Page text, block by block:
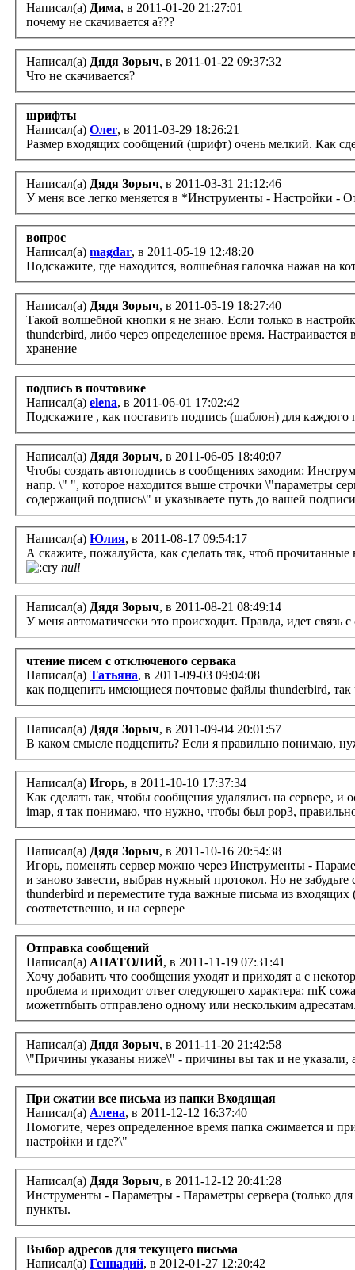
Написал(а) Дима, в 2011-01-20 21:27:01
почему не скачивается а???
Написал(а) Дядя Зорыч, в 2011-01-22 09:37:32
Что не скачивается?
шрифты
Написал(а) Олег, в 2011-03-29 18:26:21
Размер входящих сообщений (шрифт) очень мелкий. Как
Написал(а) Дядя Зорыч, в 2011-03-31 21:12:46
У меня все легко меняется в *Инструменты - Настройки -
вопрос
Написал(а) magdar, в 2011-05-19 12:48:20
Подскажите, где находится, волшебная галочка нажав на
Написал(а) Дядя Зорыч, в 2011-05-19 18:27:40
Такой волшебной кнопки я не знаю. Если только в
thunderbird, либо через определенное время.
хранение
подпись в почтовике
Написал(а) elena, в 2011-06-01 17:02:42
Подскажите , как поставить подпись (шаблон) для
Написал(а) Дядя Зорыч, в 2011-06-05 18:40:07
Чтобы создать автоподпись в сообщениях заходим:
напр. \" ", которое находится выше строчки \"параметры
содержащий подпись\" и указываете путь до вашей
Написал(а) Юлия, в 2011-08-17 09:54:17
А скажите, пожалуйста, как сделать так, чтоб
null
Написал(а) Дядя Зорыч, в 2011-08-21 08:49:14
У меня автоматически это происходит. Правда, идет связь
чтение писем с отключеного сервака
Написал(а) Татьяна, в 2011-09-03 09:04:08
как подцепить имеющиеся почтовые файлы thunderbird, так
Написал(а) Дядя Зорыч, в 2011-09-04 20:01:57
В каком смысле подцепить? Если я правильно понимаю,
Написал(а) Игорь, в 2011-10-10 17:37:34
Как сделать так, чтобы сообщения удалялись на сервере, и
imap, я так понимаю, что нужно, чтобы был pop3,
Написал(а) Дядя Зорыч, в 2011-10-16 20:54:38
Игорь, поменять сервер можно через Инструменты -
и заново завести, выбрав нужный протокол. Но не
thunderbird и переместите туда важные письма из
соответственно, и на сервере
Отправка сообщений
Написал(а) АНАТОЛИЙ, в 2011-11-19 07:31:41
Хочу добавить что сообщения уходят и приходят а с
проблема и приходит ответ следующего характера: rnК
можетrnбыть отправлено одному или нескольким
Написал(а) Дядя Зорыч, в 2011-11-20 21:42:58
\"Причины указаны ниже\" - причины вы так и не указали,
При сжатии все письма из папки Входящая
Написал(а) Алена, в 2011-12-12 16:37:40
Помогите, через определенное время папка сжимается и
настройки и где?\"
Написал(а) Дядя Зорыч, в 2011-12-12 20:41:28
Инструменты - Параметры - Параметры сервера (только
пункты.
Выбор адресов для текущего письма
Написал(а) Геннадий, в 2012-01-27 12:20:42